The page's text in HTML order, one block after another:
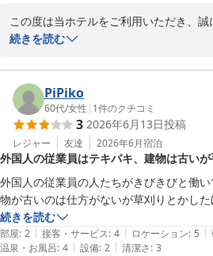
貴重なご意見をお寄せいただき、誠にあ
またのご来館を心よりお待ちしておりま
堂ヶ島唯一の自家源泉掛流宿 堂ヶ島温
2026-05-29
この度は当ホテルをご利用いただき、誠
ついてもお楽しみいただけたとのこと
た。
館内でのひとときをゆったりとご満喫い
フ一同安堵しております。
一方で、建物の外観やお部屋の設備面、
ましては、ご不便やご不安をおかけし申
特にお食事時間につきましては、今後の
摯に受け止めてまいります。
また、客室内の備品や導線、露天風呂の
続きを読む
PiPiko
60代/女性 | 1件のクチコミ
3 2026年6月13日投稿
レジャー 友達 2026年6月宿泊
外国人の従業員はテキパキ、建物は古い
外国人の従業員の人たちがきびきびと働
物が古いのは仕方がないが草刈りとかした
続きを読む
部屋: 2 | 接客・サービス: 4 | ロケーション: 5 |
温泉・お風呂: 4 | 設備: 2 | 清潔さ: 3